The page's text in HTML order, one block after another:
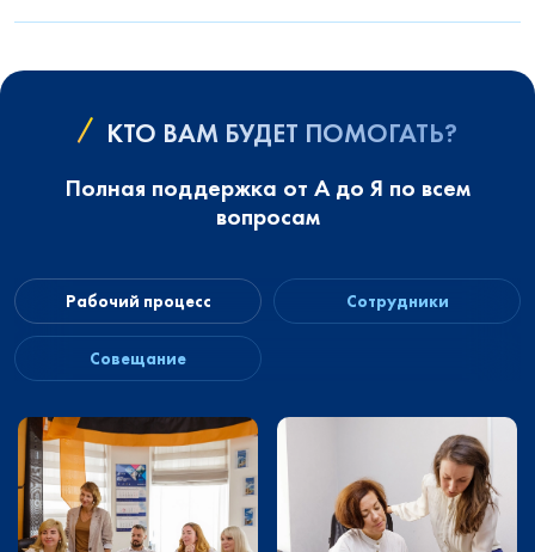
КТО ВАМ БУДЕТ ПОМОГАТЬ?
Полная поддержка от А до Я по всем
вопросам
Рабочий процесс Сотрудники
Совещание